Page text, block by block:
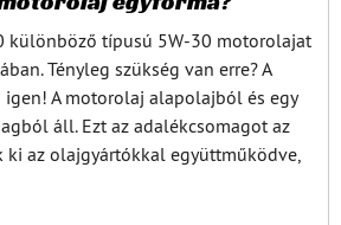
különböző típusú 5W-30 motorolajat
Tényleg szükség van erre? A
A motorolaj alapolajból és egy
áll. Ezt az adalékcsomagot az
az olajgyártókkal együttműködve,